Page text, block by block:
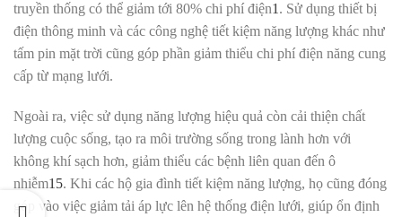
truyền thống có thể giảm tới 80% chi phí điện1 . Sử dụng thiết bị
điện thông minh và các công nghệ tiết kiệm năng lượng khác như
tấm pin mặt trời cũng góp phần giảm thiểu chi phí điện năng cung
cấp từ mạng lưới.
Ngoài ra, việc sử dụng năng lượng hiệu quả còn cải thiện chất
lượng cuộc sống, tạo ra môi trường sống trong lành hơn với
không khí sạch hơn, giảm thiểu các bệnh liên quan đến ô
nhiễm15. Khi các hộ gia đình tiết kiệm năng lượng, họ cũng đóng
góp vào việc giảm tải áp lực lên hệ thống điện lưới, giúp ổn định